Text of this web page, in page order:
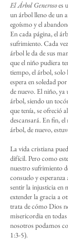
El Árbol Generosoes
un árbol lleno de un
egoísmo y el
En cada página, el
sufrimiento. Cada
árbol le da de sus
que el niño pudiera
tiempo, el árbol, solo
espera en soledad
de nuevo. El niño, ya
árbol, siendo un
que tenía, se ofreció
descansará. En fin,
árbol, de nuevo,
La vida cristiana
difícil. Pero como
nuestro sufrimiento
consuelo y
sentir la injusticia en
extender la gracia a
trata de cómo Dios
misericordia en
nosotros podamos
1:3-5).